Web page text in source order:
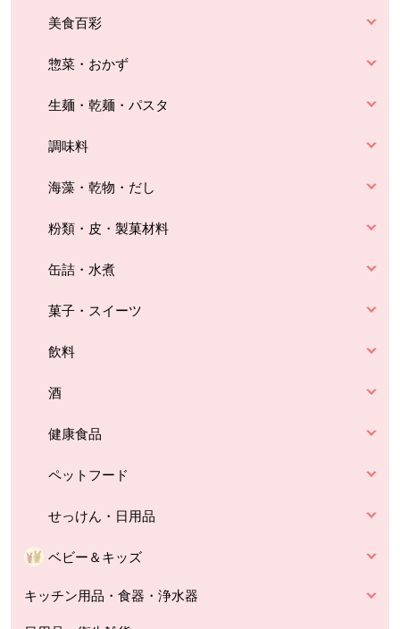
美食百彩
惣菜・おかず
生麺・乾麺・パスタ
調味料
海藻・乾物・だし
粉類・皮・製菓材料
缶詰・水煮
菓子・スイーツ
飲料
酒
健康食品
ペットフード
せっけん・日用品
ベビー＆キッズ
キッチン用品・食器・浄水器